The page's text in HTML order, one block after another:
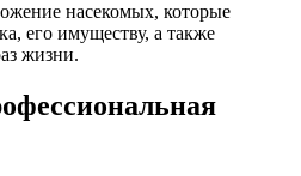
насекомых, которые
его имуществу, а также
жизни.